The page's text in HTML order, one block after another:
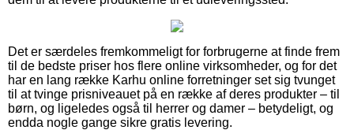
Det er særdeles fremkommeligt for forbrugerne at finde frem
til de bedste priser hos flere online virksomheder, og for det
har en lang række Karhu online forretninger set sig tvunget
til at tvinge prisniveauet på en række af deres produkter – til
børn, og ligeledes også til herrer og damer – betydeligt, og
endda nogle gange sikre gratis levering.